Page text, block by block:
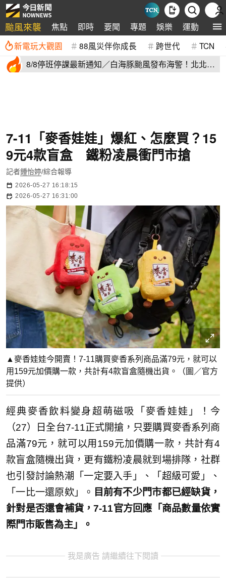
颱風來襲 焦點 即時 要聞 專題 娛樂 運動 全球
新電玩大觀園 88風災伴你成長 跨世代 TCN
8/8停班停課最新通知／白海豚颱風發布海警！北北基
7-11「麥香娃娃」爆紅、怎麼買？15
9元4款盲盒 鐵粉凌晨衝門市搶
記者鍾怡婷/綜合報導
2026-05-27 16:18:15
2026-05-27 16:31:00
▲麥香娃娃今開賣！7-11購買麥香系列商品滿79元，就可以
用159元加價購一款，共計有4款盲盒隨機出貨。（圖／官方
提供）
經典麥香飲料變身超萌磁吸「麥香娃娃」！今
（27）日全台7-11正式開搶，只要購買麥香系列商
品滿79元，就可以用159元加價購一款，共計有4
款盲盒隨機出貨，更有鐵粉凌晨就到場排隊，社群
也引發討論熱潮「一定要入手」、「超級可愛」、
「一比一還原欸」。 目前有不少門市都已經缺貨，
針對是否還會補貨，7-11官方回應「商品數量依實
際門市販售為主」。
我是廣告 請繼續往下閱讀